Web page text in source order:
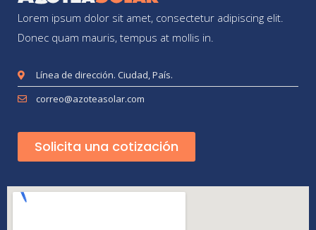
Lorem ipsum dolor sit amet, consectetur adipiscing elit.
Donec quam mauris, tempus at mollis in.
Línea de dirección. Ciudad, País.
correo@azoteasolar.com
Solicita una cotización